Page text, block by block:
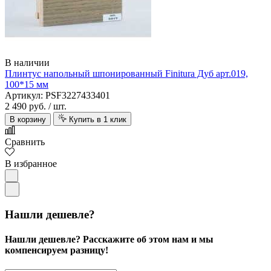
В наличии
Плинтус напольный шпонированный Finitura Дуб арт.019,
100*15 мм
Артикул: PSF3227433401
2 490 руб. / шт.
В корзину Купить в 1 клик
Сравнить
В избранное
Нашли дешевле?
Нашли дешевле? Расскажите об этом нам и мы
компенсируем разницу!